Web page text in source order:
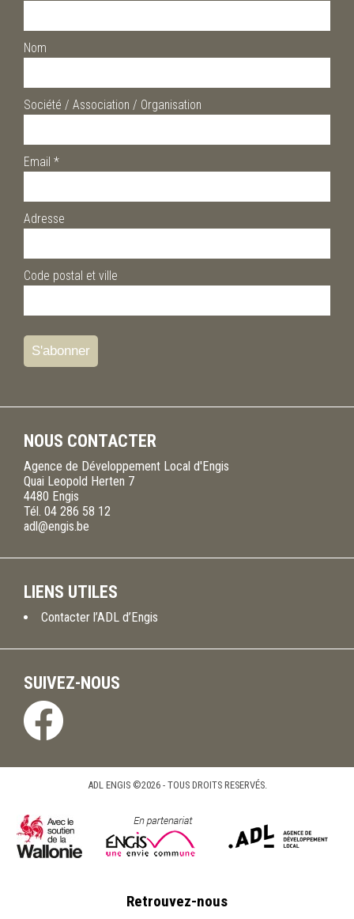
Nom
Société / Association / Organisation
Email *
Adresse
Code postal et ville
NOUS CONTACTER
Agence de Développement Local d'Engis
Quai Leopold Herten 7
4480 Engis
Tél. 04 286 58 12
adl@engis.be
LIENS UTILES
Contacter l’ADL d’Engis
SUIVEZ-NOUS
ADL ENGIS ©2026 - TOUS DROITS RESERVÉS.
Retrouvez-nous